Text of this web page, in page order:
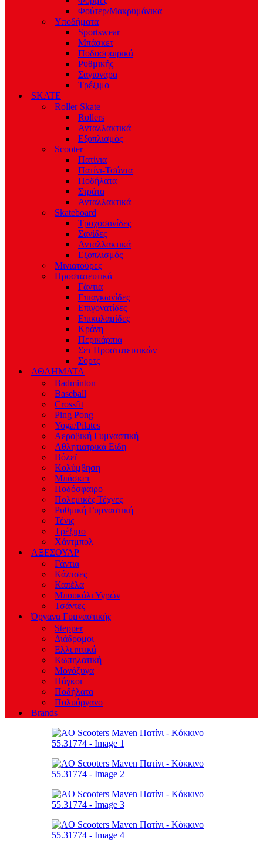
Φούτερ/Μακρυμάνικα
Υποδήματα
Sportswear
Μπάσκετ
Ποδοσφαιρικά
Ρυθμικής
Σαγιονάρα
Τρέξιμο
SKATE
Roller Skate
Rollers
Ανταλλακτικά
Εξοπλισμός
Scooter
Πατίνια
Πατίνι-Τσάντα
Ποδήλατα
Στράτα
Ανταλλακτικά
Skateboard
Τροχοσανίδες
Σανίδες
Ανταλλακτικά
Εξοπλισμός
Μινιατούρες
Προστατευτικά
Γάντια
Επιαγκωνίδες
Επιγονατίδες
Επικαλαμίδες
Κράνη
Περικάρπια
Σετ Προστατευτικών
Σορτς
ΑΘΛΗΜΑΤΑ
Badminton
Baseball
Crossfit
Ping Pong
Yoga/Pilates
Αεροβική Γυμναστική
Αθλητιατρικά Είδη
Βόλεϊ
Κολύμβηση
Μπάσκετ
Ποδόσφαιρο
Πολεμικές Τέχνες
Ρυθμική Γυμναστική
Τένις
Τρέξιμο
Χάντμπολ
ΑΞΕΣΟΥΑΡ
Γάντια
Κάλτσες
Καπέλα
Μπουκάλι Υγρών
Τσάντες
Όργανα Γυμναστικής
Stepper
Διάδρομοι
Ελλειπτικά
Κωπηλατική
Μονόζυγα
Πάγκοι
Ποδήλατα
Πολυόργανο
Brands